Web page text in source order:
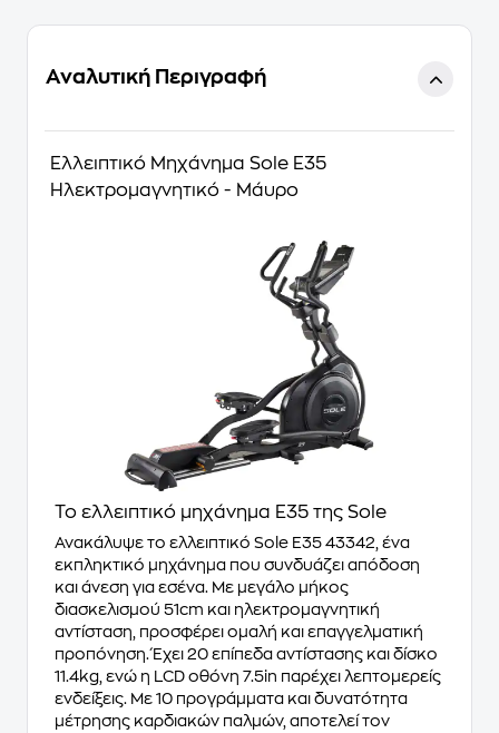
Αναλυτική Περιγραφή
Ελλειπτικό Μηχάνημα Sole E35
Ηλεκτρομαγνητικό - Μάυρο
Το ελλειπτικό μηχάνημα E35 της Sole
Ανακάλυψε το ελλειπτικό Sole E35 43342, ένα
εκπληκτικό μηχάνημα που συνδυάζει απόδοση
και άνεση για εσένα. Με μεγάλο μήκος
διασκελισμού 51cm και ηλεκτρομαγνητική
αντίσταση, προσφέρει ομαλή και επαγγελματική
προπόνηση. Έχει 20 επίπεδα αντίστασης και δίσκο
11.4kg, ενώ η LCD οθόνη 7.5in παρέχει λεπτομερείς
ενδείξεις. Με 10 προγράμματα και δυνατότητα
μέτρησης καρδιακών παλμών, αποτελεί τον